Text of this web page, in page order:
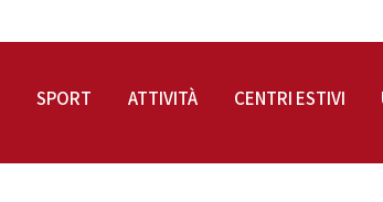
SPORT ATTIVITÀ CENTRI ESTIVI